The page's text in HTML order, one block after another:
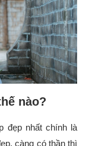
nào?
đẹp nhất chính là
càng có thần thì